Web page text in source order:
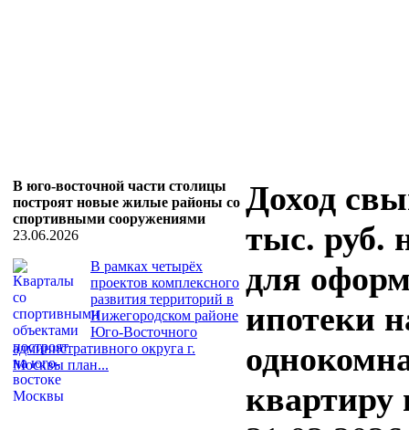
В юго-восточной части столицы
построят новые жилые районы со
спортивными сооружениями
23.06.2026
В рамках четырёх
проектов комплексного
развития территорий в
Нижегородском районе
Юго-Восточного
административного округа г.
Москвы план...
Доход
тыс. руб.
для
ипотеки
квартиру